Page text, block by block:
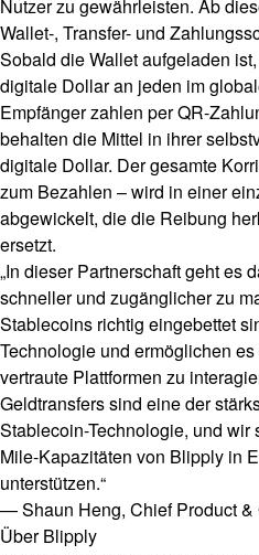
Nutzer zu gewährleisten. Ab
Wallet-, Transfer- und
Sobald die Wallet aufgeladen
digitale Dollar an jeden im
Empfänger zahlen per QR-
behalten die Mittel in ihrer
digitale Dollar. Der gesamte
zum Bezahlen – wird in einer
abgewickelt, die die Reibung
ersetzt.
„In dieser Partnerschaft geht es
schneller und zugänglicher zu
Stablecoins richtig eingebettet
Technologie und ermöglichen
vertraute Plattformen zu
Geldtransfers sind eine der
Stablecoin-Technologie, und wir
Mile-Kapazitäten von Blipply in
unterstützen.“
— Shaun Heng, Chief Product &
Über Blipply